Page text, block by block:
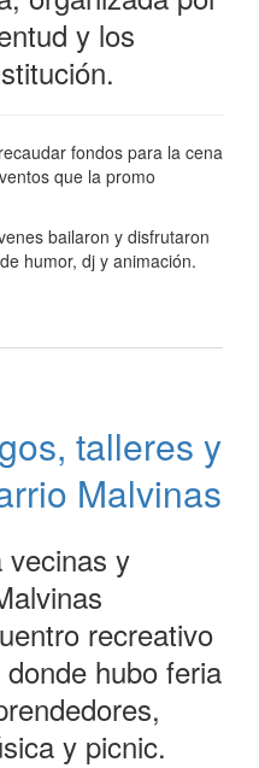
y los
fondos para la cena
que la promo
bailaron y disfrutaron
humor, dj y animación.
talleres y
Malvinas
vecinas y
recreativo
hubo feria
y picnic.